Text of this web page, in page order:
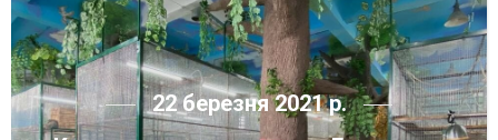
22 березня 2021 р.